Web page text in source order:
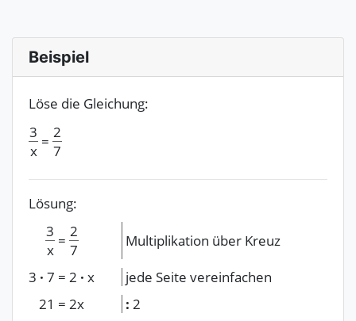
Beispiel
Löse die Gleichung:
3
x
=
2
7
Lösung:
3
x
=
2
7
Multiplikation über Kreuz
3 · 7 = 2 · x
jede Seite vereinfachen
21 = 2x : 2